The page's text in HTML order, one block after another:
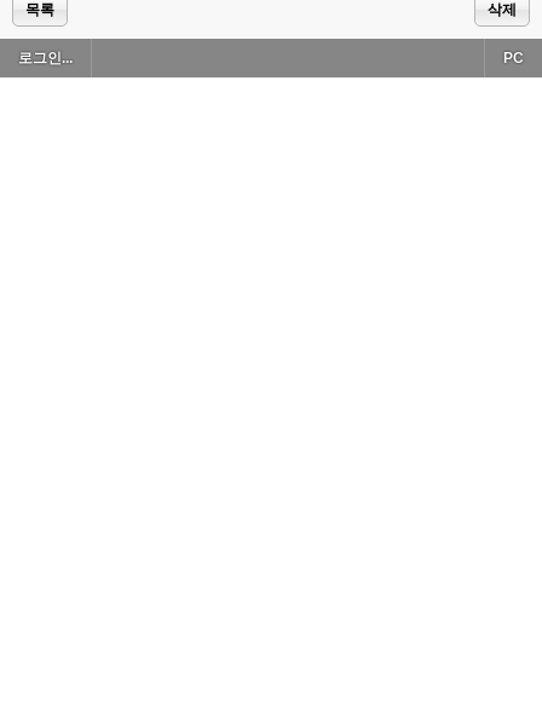
목록 삭제
로그인... PC